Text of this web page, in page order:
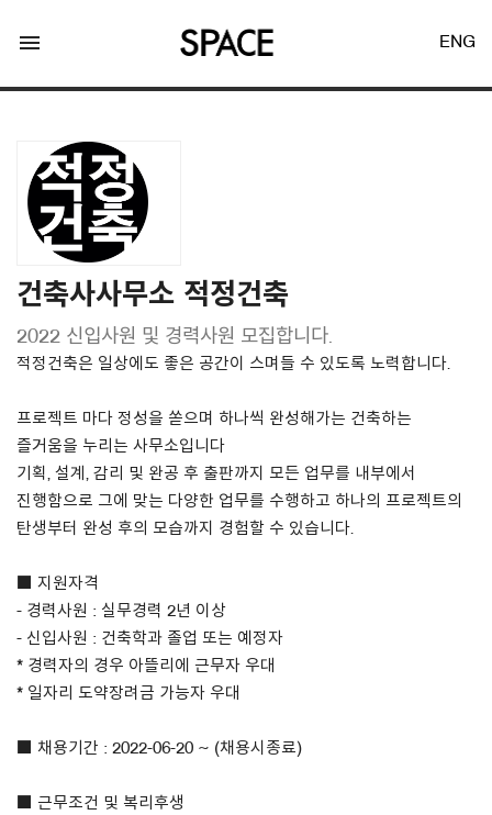
LOGIN
Twitter Login
Customer Service
menu ENG
건축사사무소 적정건축
2022 신입사원 및 경력사원 모집합니다.
적정건축은 일상에도 좋은 공간이 스며들 수 있도록 노력합니다.
프로젝트 마다 정성을 쏟으며 하나씩 완성해가는 건축하는
즐거움을 누리는 사무소입니다
기획, 설계, 감리 및 완공 후 출판까지 모든 업무를 내부에서
진행함으로 그에 맞는 다양한 업무를 수행하고 하나의 프로젝트의
탄생부터 완성 후의 모습까지 경험할 수 있습니다.
■ 지원자격
- 경력사원 : 실무경력 2년 이상
- 신입사원 : 건축학과 졸업 또는 예정자
* 경력자의 경우 아뜰리에 근무자 우대
* 일자리 도약장려금 가능자 우대
■ 채용기간 : 2022-06-20 ~ (채용시종료)
■ 근무조건 및 복리후생